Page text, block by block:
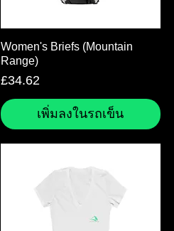
ดูข้อมูลด่วน
Women's Briefs (Mountain
Range)
ราคา
£34.62
เพิ่มลงในรถเข็น